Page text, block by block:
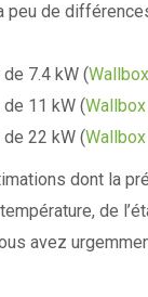
peu de
7.4 kW (
11 kW (
22 kW (
dont la
de
avez